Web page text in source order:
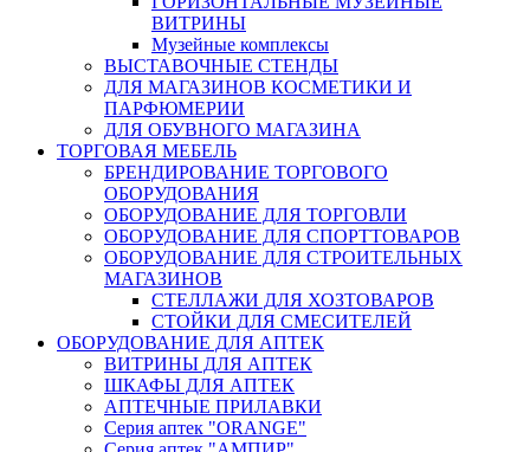
ВИТРИНЫ
Музейные комплексы
ВЫСТАВОЧНЫЕ СТЕНДЫ
ДЛЯ МАГАЗИНОВ КОСМЕТИКИ И
ПАРФЮМЕРИИ
ДЛЯ ОБУВНОГО МАГАЗИНА
ТОРГОВАЯ МЕБЕЛЬ
БРЕНДИРОВАНИЕ ТОРГОВОГО
ОБОРУДОВАНИЯ
ОБОРУДОВАНИЕ ДЛЯ ТОРГОВЛИ
ОБОРУДОВАНИЕ ДЛЯ СПОРТТОВАРОВ
ОБОРУДОВАНИЕ ДЛЯ СТРОИТЕЛЬНЫХ
МАГАЗИНОВ
СТЕЛЛАЖИ ДЛЯ ХОЗТОВАРОВ
СТОЙКИ ДЛЯ СМЕСИТЕЛЕЙ
ОБОРУДОВАНИЕ ДЛЯ АПТЕК
ВИТРИНЫ ДЛЯ АПТЕК
ШКАФЫ ДЛЯ АПТЕК
АПТЕЧНЫЕ ПРИЛАВКИ
Серия аптек "ORANGE"